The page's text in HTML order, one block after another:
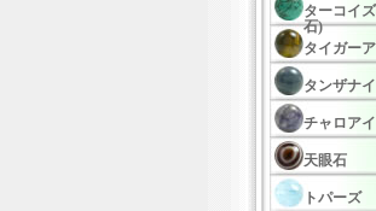
ターコイ
石)
タイガー
タンザナ
チャロア
天眼石
トパーズ